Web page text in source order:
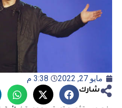
مايو 27, 2022 3:38 م
شارك